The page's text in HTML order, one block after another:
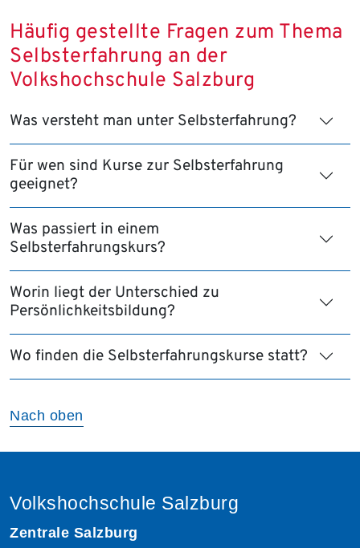
Häufig gestellte Fragen zum Thema
Selbsterfahrung an der
Volkshochschule Salzburg
Was versteht man unter Selbsterfahrung?
Für wen sind Kurse zur Selbsterfahrung
geeignet?
Was passiert in einem
Selbsterfahrungskurs?
Worin liegt der Unterschied zu
Persönlichkeitsbildung?
Wo finden die Selbsterfahrungskurse statt?
Nach oben
Volkshochschule Salzburg
Zentrale Salzburg